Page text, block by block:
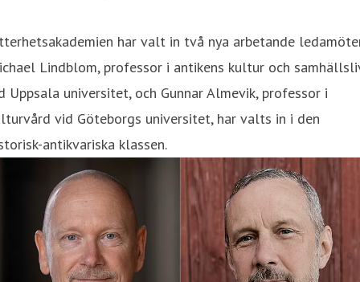
har valt in två nya arbetande
Lindblom, professor i antikens kultur och
Uppsala universitet, och Gunnar Almevik, professor i
vid Göteborgs universitet, har valts in i den
antikvariska klassen.